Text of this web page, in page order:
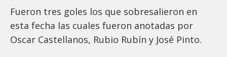
Fueron tres goles los que sobresalieron en
esta fecha las cuales fueron anotadas por
Oscar Castellanos, Rubio Rubín y José Pinto.